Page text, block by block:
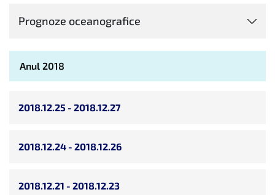
Prognoze oceanografice
Anul 2018
2018.12.21 - 2018.12.23
2018.12.24 - 2018.12.26
2018.12.25 - 2018.12.27